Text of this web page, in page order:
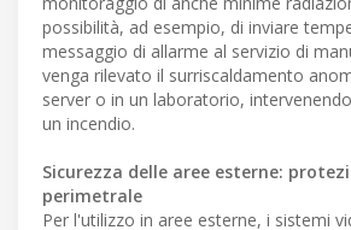
possibilità, ad esempio, di inviare
messaggio di allarme al servizio di
venga rilevato il surriscaldamento
server o in un laboratorio,
un incendio.
Sicurezza delle aree esterne:
perimetrale
Per l'utilizzo in aree esterne, i sistemi